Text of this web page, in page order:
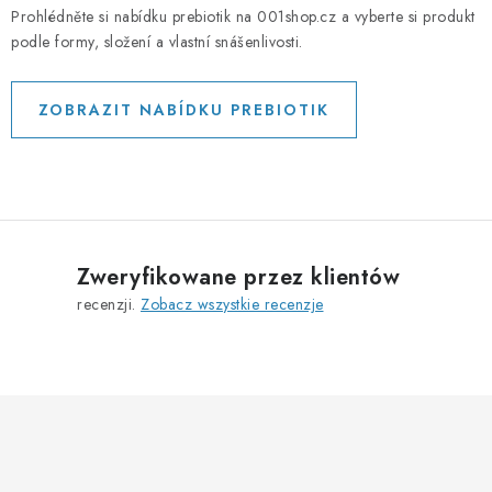
Prohlédněte si nabídku prebiotik na 001shop.cz a vyberte si produkt
podle formy, složení a vlastní snášenlivosti.
ZOBRAZIT NABÍDKU PREBIOTIK
Zweryfikowane przez klientów
recenzji. Zobacz wszystkie recenzje